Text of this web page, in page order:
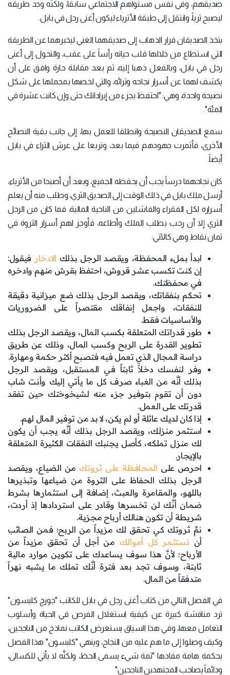
صديقهم، وفي نفس مستواهم الاجتماعي سابقاً، ولكنَّه وجد طريقه
ليصبح ثرياً، وانتقل إلى طبقة الأثرياء ليكون أغنى رجل في بابل.
يتخذ الصديقان قرار الذهاب إلى صديقهما الغني ليخبرهما عن الطريقة
التي استطاع من خلالها قلب حياته رأساً على عقب، والتحول إلى أغنى
رجل في بابل، وبالفعل ذهبا إليه، ثم بعد مقابلة حارة وافق على أن
يكشف لهما عن أسرار نجاحه وثرائه، والتي لخصها بمجملها على شكل
نصيحة واحدة، وهي: "احتفظ بجزء من إيراداتك حتى وإن كانت عشرة في
المئة".
سمع الصديقان النصيحة وانطلقا للعمل بها، إلى جانب بقية النصائح
الأخرى، فأثمرت جهودهم فيما بعد، وتربعا على عرش الثراء في بابل
أيضاً.
كان نجاحهما درساً يجب أن يحفظه الجميع، وبعد أن أصبحا من الأثرياء،
أرسل ملك بابل في ذلك الوقت إلى الصديق الثري، وطلب منه أن يعلم
أسراره لكل الفقراء والفاشلين من الناحية المالية، فما كان من الرجل
الثري إلا أن رحب بطلب الملك وأطاعه، فأوجز لهم أسرار الثروة في
ثمان نقاط وهي كالآتي:
ابدأ بملء المحفظة، ويقصد الرجل بذلك الادخار فيقول:
إن كنت تكسب عشر قروش، احتفظ بقرش منهم وادخره
في محفظتك.
تحكم بنفقاتك، ويقصد الرجل بذلك ضع ميزانية دقيقة
للنفقات، واجعل إنفاقك مقتصراً على الضروريات
والأساسيات فقط.
طور قدراتك المتعلقة بكسب المال، ويقصد الرجل بذلك
تطوير القدرة على الربح وكسب المال، وذلك عن طريق
دراسة المجال الذي تعمل فيه فتصبح أكثر حكمة ومهارة.
وفر لنفسك دخلاً ثابتاً في المستقبل، ويقصد الرجل
بذلك أنَّه من الغباء صرف كل ما يأتي إليك وأنت شاب
دون أن تقوم بتوفير جزء منه لشيخوختك حين تفقد
قدرتك على العمل.
إذا كان لديك عائلة أو لم يكن، لا بد من توفير المال لهم.
استثمر منزلك، ويقصد الرجل بذلك أنَّه يجب أن يكون
لك منزل تملكه، كأصل يجنبك النفقات الكثيرة المتعلقة
بالإيجار.
احرص على المحافظة على ثروتك من الضياع، ويقصد
الرجل بذلك الحفاظ على الثروة من ضياعها وتبذيرها
باللهو، والمقامرة والعبث، إضافة إلى استثمارها بشرط
ضمان أنَّك لن تخسرها وقادر على استردادها إذ أردت،
شريطة أن تكون هنالك أرباح مجزية.
نمِّ ثروتك كي تحقق لك مزيداً من الربح؛ فمن الصائب
أن تستثمر كل أموالك من أجل أن تحقق مزيداً من
الأرباح؛ لأنَّ هذا سوف يساعدك على تكوين موارد مالية
ثابتة، وسوف تجد بعد فترة أنَّك تملك ما يشبه نهراً
متدفقاً من المال.
في الفصل التالي من كتاب أغنى رجل في بابل للكاتب "جورج كليسون"
ترد مناقشة كبيرة عن كيفية استغلال الفرص في الحياة وأسلوب
التعامل معها، وفي هذا السياق يستعرض الكاتب نماذج من الناجحين،
وكيف وصلوا إلى ما هم عليه من النجاح، وينهي "كليسون" هذا الفصل
بحكمة هامة مفادها "ثمة شيء يسمى الحظ، ولكنَّه لا يأتي للكسالى،
ودائماً يصاحب المجتهدين الناجحين"